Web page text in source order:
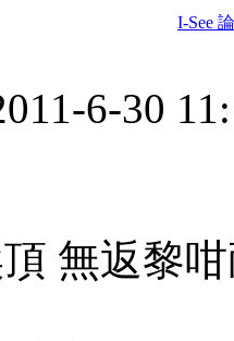
I-See
6-30
無返黎